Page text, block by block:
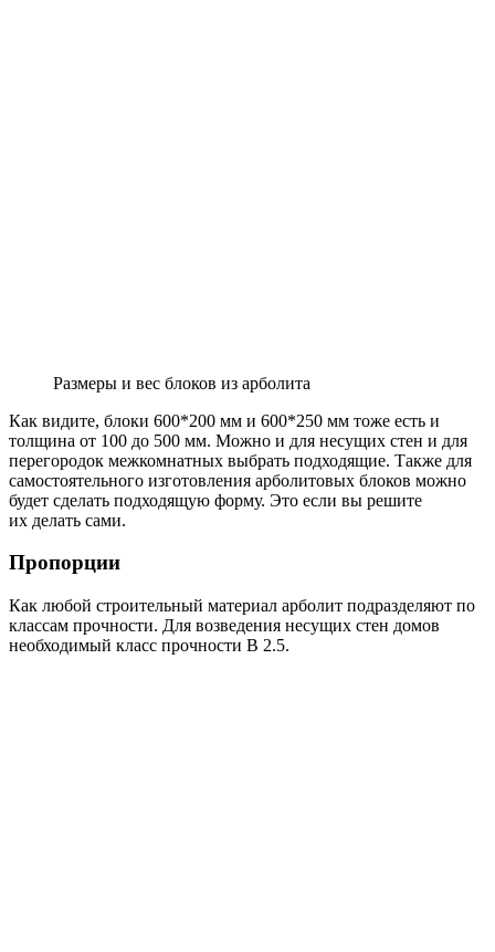
Размеры и вес блоков из арболита
Как видите, блоки 600*200 мм и 600*250 мм тоже есть и
толщина от 100 до 500 мм. Можно и для несущих стен и для
перегородок межкомнатных выбрать подходящие. Также для
самостоятельного изготовления арболитовых блоков можно
будет сделать подходящую форму. Это если вы решите
их делать сами.
Пропорции
Как любой строительный материал арболит подразделяют по
классам прочности. Для возведения несущих стен домов
необходимый класс прочности B 2.5.